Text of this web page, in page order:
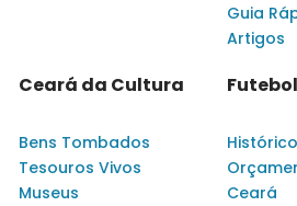
Guia
Artigos
Ceará da Cultura
Bens Tombados
Tesouros Vivos
Museus
Histórico
Ceará